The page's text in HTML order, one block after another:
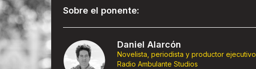
Sobre el ponente:
Daniel Alarcón
Novelista, periodista y productor ejecutivo
Radio Ambulante Studios